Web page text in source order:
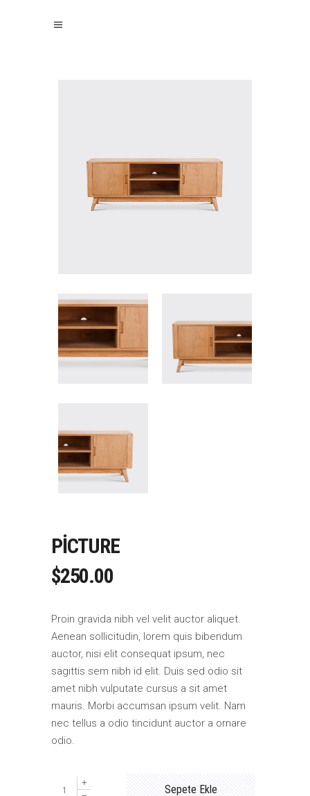
PICTURE
$250.00
Proin gravida nibh vel velit auctor aliquet.
Aenean sollicitudin, lorem quis bibendum
auctor, nisi elit consequat ipsum, nec
sagittis sem nibh id elit. Duis sed odio sit
amet nibh vulputate cursus a sit amet
mauris. Morbi accumsan ipsum velit. Nam
nec tellus a odio tincidunt auctor a ornare
odio.
Picture
Sepete Ekle